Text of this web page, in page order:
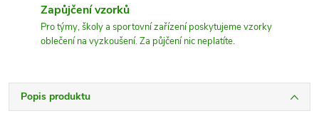
Zapůjčení vzorků
Pro týmy, školy a sportovní zařízení poskytujeme vzorky
oblečení na vyzkoušení. Za půjčení nic neplatíte.
Popis produktu